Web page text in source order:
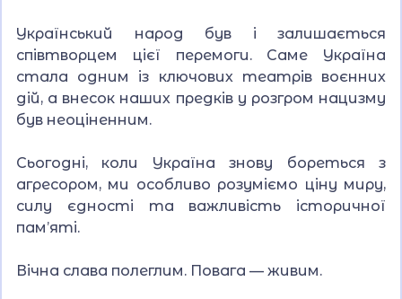
Український народ був і залишається
співтворцем цієї перемоги. Саме Україна
стала одним із ключових театрів воєнних
дій, а внесок наших предків у розгром нацизму
був неоціненним.
Сьогодні, коли Україна знову бореться з
агресором, ми особливо розуміємо ціну миру,
силу єдності та важливість історичної
пам’яті.
Вічна слава полеглим. Повага — живим.